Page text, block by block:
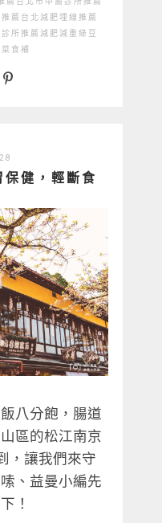
薦 台北減肥埋線推薦
所推薦 減肥 減重 綠豆
食補
保健，輕斷食
八分飽，腸道
區的松江南京
，讓我們來守
、益曼小編先
！